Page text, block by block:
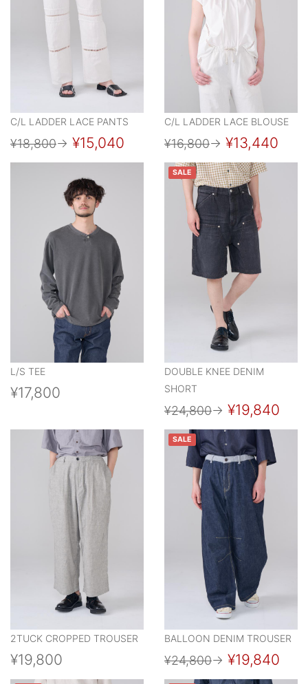
C/L LADDER LACE PANTS
¥18,800→ ¥15,040
C/L LADDER LACE BLOUSE
¥16,800→ ¥13,440
L/S TEE
¥17,800
SALE
DOUBLE KNEE DENIM
SHORT
¥24,800→ ¥19,840
2TUCK CROPPED TROUSER
¥19,800
SALE
BALLOON DENIM TROUSER
¥24,800→ ¥19,840